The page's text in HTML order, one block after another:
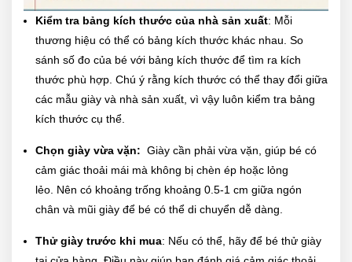
Kiểm tra bảng kích thước của nhà sản xuất: Mỗi
thương hiệu có thể có bảng kích thước khác nhau. So
sánh số đo của bé với bảng kích thước để tìm ra kích
thước phù hợp. Chú ý rằng kích thước có thể thay đổi giữa
các mẫu giày và nhà sản xuất, vì vậy luôn kiểm tra bảng
kích thước cụ thể.
Chọn giày vừa vặn: Giày cần phải vừa vặn, giúp bé có
cảm giác thoải mái mà không bị chèn ép hoặc lỏng
lẻo. Nên có khoảng trống khoảng 0.5-1 cm giữa ngón
chân và mũi giày để bé có thể di chuyển dễ dàng.
Thử giày trước khi mua: Nếu có thể, hãy để bé thử giày